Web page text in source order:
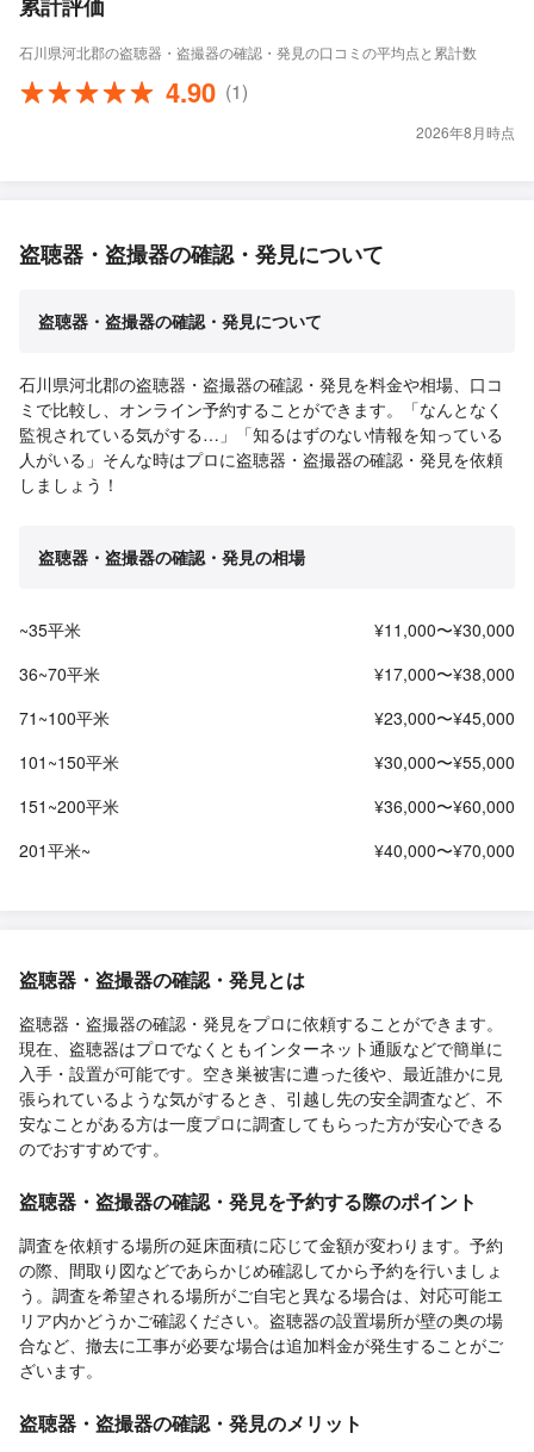
石川県河北郡の盗聴器・盗撮器の確認・発見の口コミの平均点と累計数
4.90 (1)
2026年8月時点
盗聴器・盗撮器の確認・発見について
盗聴器・盗撮器の確認・発見について
石川県河北郡の盗聴器・盗撮器の確認・発見を料金や相場、口コ
ミで比較し、オンライン予約することができます。「なんとなく
監視されている気がする…」「知るはずのない情報を知っている
人がいる」そんな時はプロに盗聴器・盗撮器の確認・発見を依頼
しましょう！
盗聴器・盗撮器の確認・発見の相場
~35平米
¥11,000〜¥30,000
36~70平米
¥17,000〜¥38,000
71~100平米
¥23,000〜¥45,000
101~150平米
¥30,000〜¥55,000
151~200平米
¥36,000〜¥60,000
201平米~
¥40,000〜¥70,000
盗聴器・盗撮器の確認・発見とは
盗聴器・盗撮器の確認・発見をプロに依頼することができます。
現在、盗聴器はプロでなくともインターネット通販などで簡単に
入手・設置が可能です。空き巣被害に遭った後や、最近誰かに見
張られているような気がするとき、引越し先の安全調査など、不
安なことがある方は一度プロに調査してもらった方が安心できる
のでおすすめです。
盗聴器・盗撮器の確認・発見を予約する際のポイント
調査を依頼する場所の延床面積に応じて金額が変わります。予約
の際、間取り図などであらかじめ確認してから予約を行いましょ
う。調査を希望される場所がご自宅と異なる場合は、対応可能エ
リア内かどうかご確認ください。盗聴器の設置場所が壁の奥の場
合など、撤去に工事が必要な場合は追加料金が発生することがご
ざいます。
盗聴器・盗撮器の確認・発見のメリット